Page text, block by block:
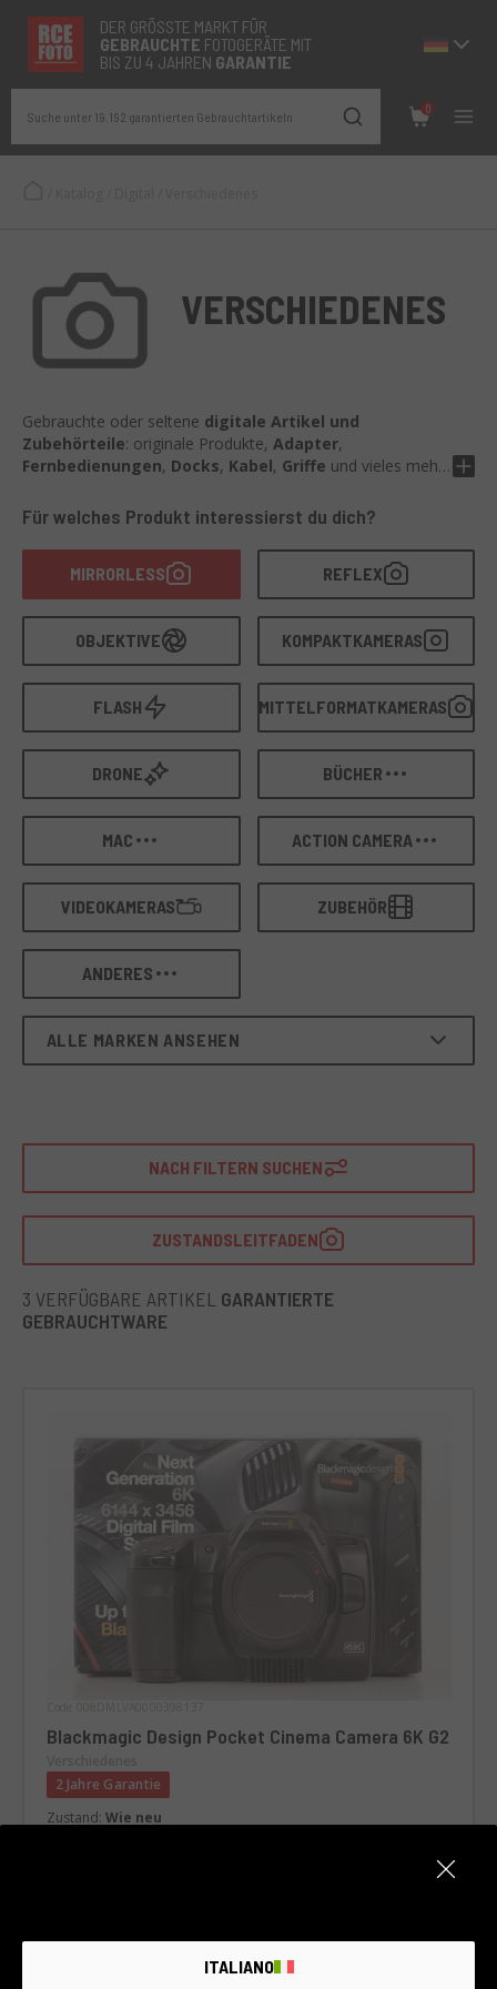
DER GRÖSSTE MARKT FÜR
GEBRAUCHTE FOTOGERÄTE MIT
BIS ZU 4 JAHREN GARANTIE
Suche unter 19.192 garantierten Gebrauchtartikeln
0
VERSCHIEDENES
Gebrauchte oder seltene digitale Artikel und
Zubehörteile: originale Produkte, Adapter,
Fernbedienungen, Docks, Kabel, Griffe und vieles mehr.
verbessern . Alle Artikel werden von unseren
Für welches Produkt interessierst du dich?
MIRRORLESS REFLEX
OBJEKTIVE KOMPAKTKAMERAS
FLASH MITTELFORMATKAMERAS
DRONE BÜCHER
MAC ACTION CAMERA
VIDEOKAMERAS ZUBEHÖR
ANDERES
ALLE MARKEN ANSEHEN
NACH FILTERN SUCHEN
ZUSTANDSLEITFADEN
3 VERFÜGBARE ARTIKEL GARANTIERTE
GEBRAUCHTWARE
Blackmagic Design Pocket Cinema Camera 6K G2
2 Jahre Garantie
Zustand: Wie neu
ITALIANO